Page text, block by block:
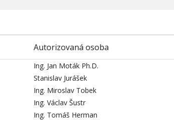
Autorizovaná osoba
Ing. Jan Moták Ph.D.
Stanislav Jurášek
Ing. Miroslav Tobek
Ing. Václav Šustr
Ing. Tomáš Herman